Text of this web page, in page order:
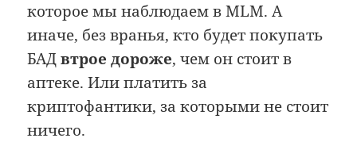
которое мы наблюдаем в MLM. А
иначе, без вранья, кто будет покупать
БАДвтрое дороже, чем он стоит в
аптеке. Или платить за
криптофантики, за которыми не стоит
ничего.